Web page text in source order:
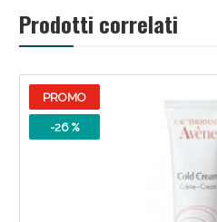
Prodotti correlati
PROMO
-26 %